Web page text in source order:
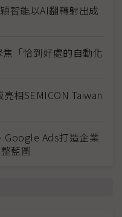
智能以AI翻轉射出成
「恰到好處的自動化
相SEMICON Taiwan
Ads打造企業
藍圖